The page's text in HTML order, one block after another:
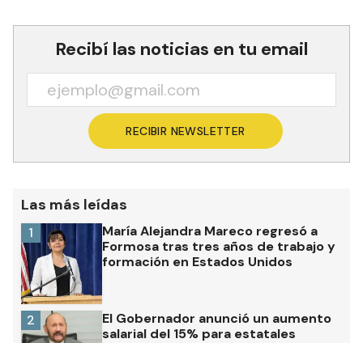
Recibí las noticias en tu email
RECIBIR NEWSLETTER
Las más leídas
María Alejandra Mareco regresó a
Formosa tras tres años de trabajo y
formación en Estados Unidos
1
El Gobernador anunció un aumento
salarial del 15% para estatales
2